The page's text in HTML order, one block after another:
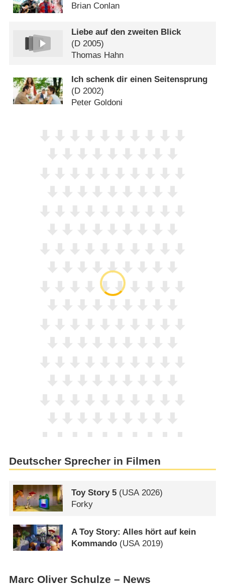
Brian Conlan
Liebe auf den zweiten Blick
(D 2005)
Thomas Hahn
Ich schenk dir einen Seitensprung
(D 2002)
Peter Goldoni
Deutscher Sprecher in Filmen
Toy Story 5 (USA 2026)
Forky
A Toy Story: Alles hört auf kein
Kommando (USA2019)
Marc Oliver Schulze – News